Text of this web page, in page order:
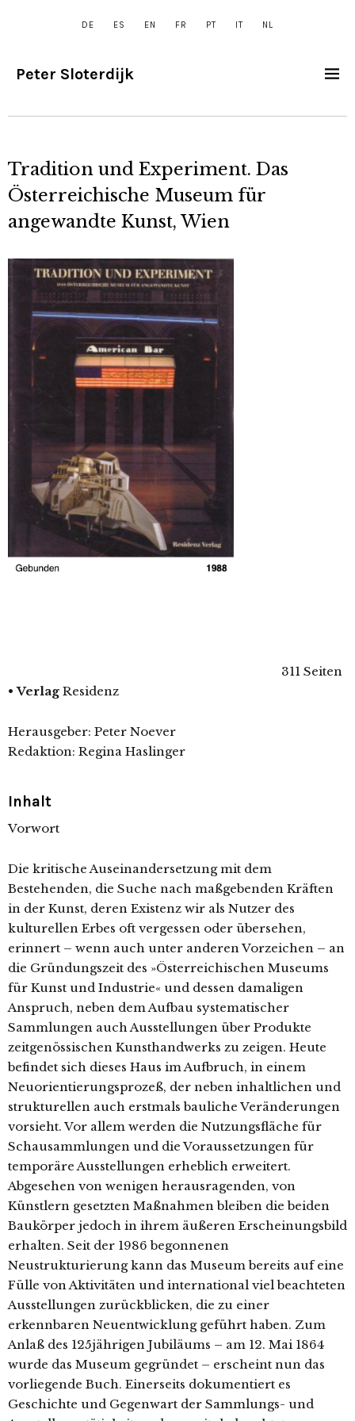
DE ES EN FR PT IT NL
Peter Sloterdijk
Tradition und Experiment. Das
Österreichische Museum für
angewandte Kunst, Wien
311 Seiten
• Verlag Residenz
Herausgeber: Peter Noever
Redaktion: Regina Haslinger
Inhalt
Vorwort
Die kritische Auseinandersetzung mit dem
Bestehenden, die Suche nach maßgebenden Kräften
in der Kunst, deren Existenz wir als Nutzer des
kulturellen Erbes oft vergessen oder übersehen,
erinnert – wenn auch unter anderen Vorzeichen – an
die Gründungszeit des »Österreichischen Museums
für Kunst und Industrie« und dessen damaligen
Anspruch, neben dem Aufbau systematischer
Sammlungen auch Ausstellungen über Produkte
zeitgenössischen Kunsthandwerks zu zeigen. Heute
befindet sich dieses Haus im Aufbruch, in einem
Neuorientierungsprozeß, der neben inhaltlichen und
strukturellen auch erstmals bauliche Veränderungen
vorsieht. Vor allem werden die Nutzungsfläche für
Schausammlungen und die Voraussetzungen für
temporäre Ausstellungen erheblich erweitert.
Abgesehen von wenigen herausragenden, von
Künstlern gesetzten Maßnahmen bleiben die beiden
Baukörper jedoch in ihrem äußeren Erscheinungsbild
erhalten. Seit der 1986 begonnenen
Neustrukturierung kann das Museum bereits auf eine
Fülle von Aktivitäten und international viel beachteten
Ausstellungen zurückblicken, die zu einer
erkennbaren Neuentwicklung geführt haben. Zum
Anlaß des 125jährigen Jubiläums – am 12. Mai 1864
wurde das Museum gegründet – erscheint nun das
vorliegende Buch. Einerseits dokumentiert es
Geschichte und Gegenwart der Sammlungs- und